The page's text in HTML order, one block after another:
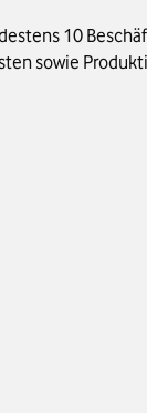
10
sowie